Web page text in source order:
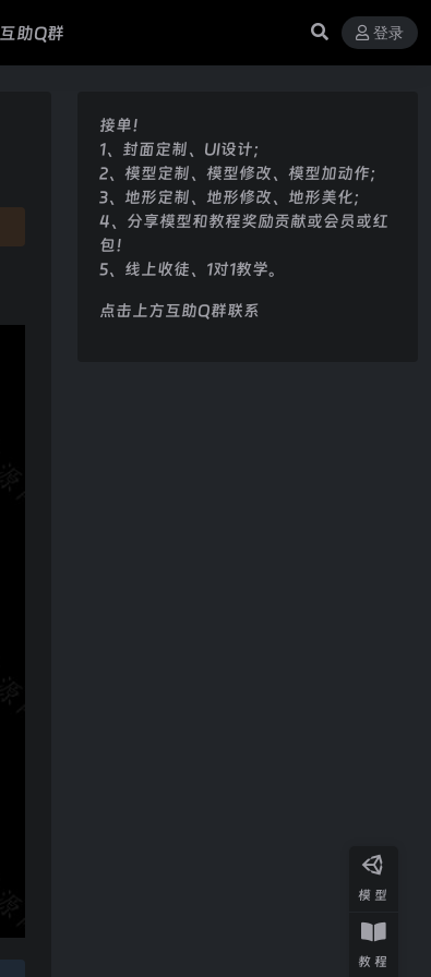
互助Q群 登录
接单！
1、封面定制、UI设计；
2、模型定制、模型修改、模型加动作；
3、地形定制、地形修改、地形美化；
4、分享模型和教程奖励贡献或会员或红
包！
5、线上收徒、1对1教学。
点击上方互助Q群联系
模型
教程